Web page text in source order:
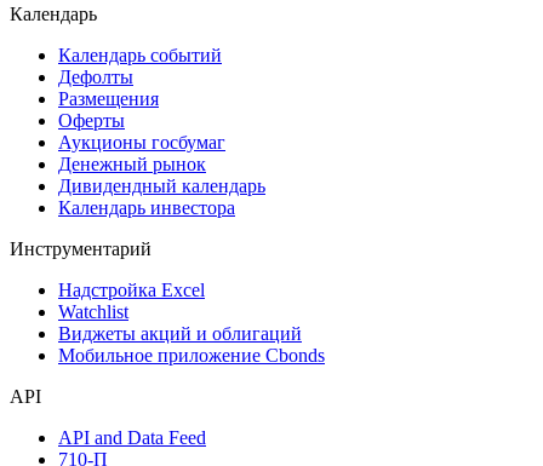
Календарь
Календарь событий
Дефолты
Размещения
Оферты
Аукционы госбумаг
Денежный рынок
Дивидендный календарь
Календарь инвестора
Инструментарий
Надстройка Excel
Watchlist
Виджеты акций и облигаций
Мобильное приложение Cbonds
API
API and Data Feed
710-П